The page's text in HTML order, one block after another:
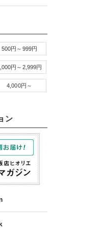
500円～999円
円～2,999円
4,000円～
ン